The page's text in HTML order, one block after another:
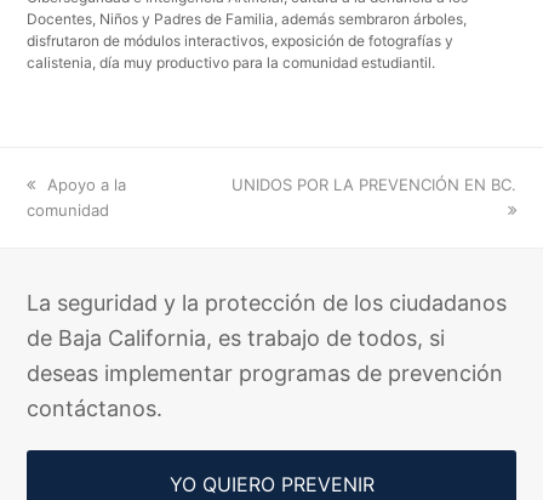
Docentes, Niños y Padres de Familia, además sembraron árboles,
disfrutaron de módulos interactivos, exposición de fotografías y
calistenia, día muy productivo para la comunidad estudiantil.
previous
post:
Apoyo a la
comunidad
next
UNIDOS POR LA PREVENCIÓN EN BC.
La seguridad y la protección de los ciudadanos
de Baja California, es trabajo de todos, si
deseas implementar programas de prevención
contáctanos.
YO QUIERO PREVENIR